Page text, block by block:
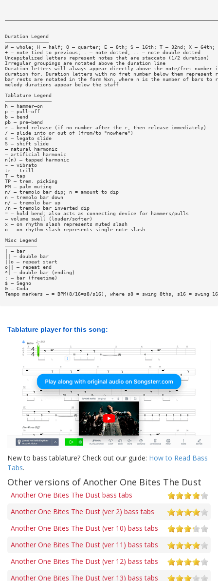
Duration Legend
———————————————
W — whole; H — half; Q — quarter; E — 8th; S — 16th; T — 32nd; X — 64th;
+ — note tied to previous; . — note dotted; .. — note double dotted
Uncapitalized letters represent notes that are staccato (1/2 duration)
Irregular groupings are notated above the duration line
Duration letters will always appear directly above the note/fret number
duration for. Duration letters with no fret number below them represent
bar rests are notated in the form Wxn, where n is the number of bars to
melody durations appear below the staff
Tablature Legend
————————————————
h — hammer—on
p — pull—off
b — bend
pb — pre—bend
r — bend release (if no number after the r, then release immediately)
/ — slide into or out of (from/to "nowhere")
s — legato slide
S — shift slide
— natural harmonic
— artificial harmonic
n(n) — tapped harmonic
~ — vibrato
tr — trill
T — tap
TP — trem. picking
PM — palm muting
n/ — tremolo bar dip; n = amount to dip
n — tremolo bar down
n/ — tremolo bar up
/n — tremolo bar inverted dip
= — hold bend; also acts as connecting device for hammers/pulls
— volume swell (louder/softer)
x — on rhythm slash represents muted slash
o — on rhythm slash represents single note slash
Misc Legend
———————————
| — bar
|| — double bar
||o — repeat start
o|| — repeat end
*| — double bar (ending)
: — bar (freetime)
$ — Segno
& — Coda
Tempo markers — = BPM(8/16=s8/s16), where s8 = swing 8ths, s16 = swing
Tablature player for this song:
New to bass tablature? Check out our guide: How to Read Bass
Tabs.
Other versions of Another One Bites The Dust
Another One Bites The Dust bass tabs
Another One Bites The Dust (ver 2) bass tabs
Another One Bites The Dust (ver 10) bass tabs
Another One Bites The Dust (ver 11) bass tabs
Another One Bites The Dust (ver 12) bass tabs
Another One Bites The Dust (ver 13) bass tabs